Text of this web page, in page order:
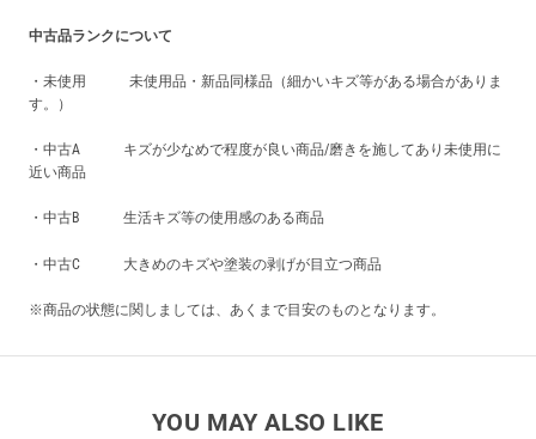
中古品ランクについて
・未使用 未使用品・新品同様品（細かいキズ等がある場合がありま
す。）
・中古A キズが少なめで程度が良い商品/磨きを施してあり未使用に
近い商品
・中古B 生活キズ等の使用感のある商品
・中古C 大きめのキズや塗装の剥げが目立つ商品
※商品の状態に関しましては、あくまで目安のものとなります。
YOU MAY ALSO LIKE